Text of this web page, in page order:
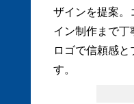
ザインを提案。
イン制作まで丁
ロゴで信頼感と
す。